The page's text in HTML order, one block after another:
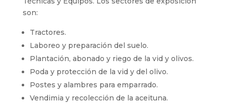
son:
Tractores.
Laboreo y preparación del suelo.
Plantación, abonado y riego de la vid y olivos.
Poda y protección de la vid y del olivo.
Postes y alambres para emparrado.
Vendimia y recolección de la aceituna.